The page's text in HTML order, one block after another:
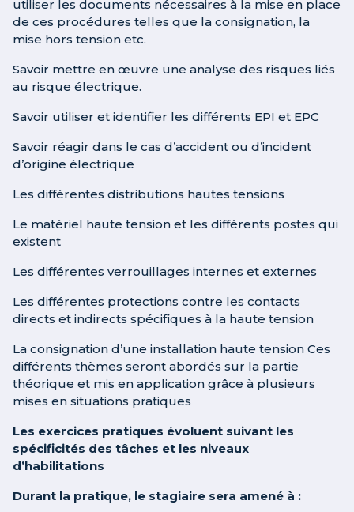
utiliser les documents nécessaires à la mise en place
de ces procédures telles que la consignation, la
mise hors tension etc.
Savoir mettre en œuvre une analyse des risques liés
au risque électrique.
Savoir utiliser et identifier les différents EPI et EPC
Savoir réagir dans le cas d’accident ou d’incident
d’origine électrique
Les différentes distributions hautes tensions
Le matériel haute tension et les différents postes qui
existent
Les différentes verrouillages internes et externes
Les différentes protections contre les contacts
directs et indirects spécifiques à la haute tension
La consignation d’une installation haute tension Ces
différents thèmes seront abordés sur la partie
théorique et mis en application grâce à plusieurs
mises en situations pratiques
Les exercices pratiques évoluent suivant les
spécificités des tâches et les niveaux
d’habilitations
Durant la pratique, le stagiaire sera amené à :